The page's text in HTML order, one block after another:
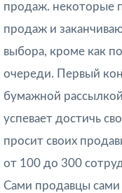
продаж. некоторые
продаж и
выбора, кроме как
очереди. Первый
бумажной
успевает достичь
просит своих
от 100 до 300
Сами продавцы